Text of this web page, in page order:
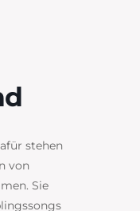
stehen
von
Sie